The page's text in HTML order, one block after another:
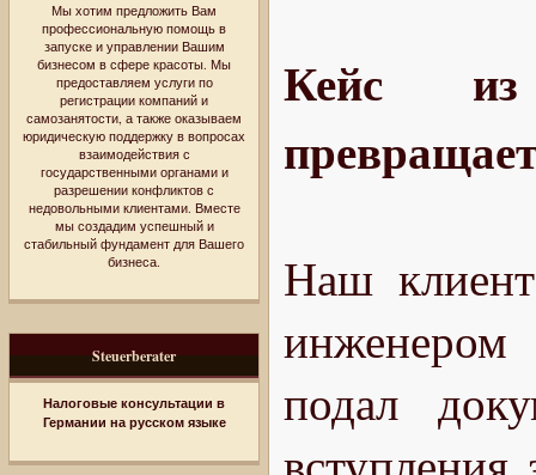
Мы хотим предложить Вам
профессиональную помощь в
запуске и управлении Вашим
бизнесом в сфере красоты. Мы
предоставляем услуги по
регистрации компаний и
самозанятости, а также оказываем
юридическую поддержку в вопросах
взаимодействия с
государственными органами и
разрешении конфликтов с
недовольными клиентами. Вместе
мы создадим успешный и
стабильный фундамент для Вашего
бизнеса.
Steuerberater
Налоговые консультации в
Германии на русском языке
Кейс из
Наш
подал